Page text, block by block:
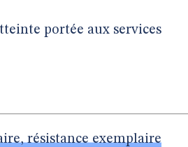
portée aux services
résistance exemplaire